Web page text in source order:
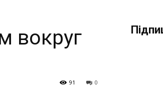
вокруг
0
91